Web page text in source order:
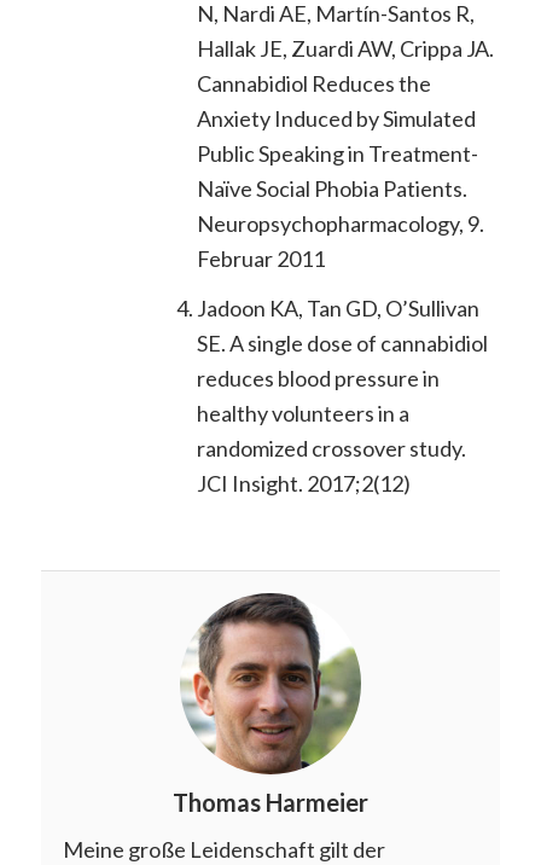
N, Nardi AE, Martín-Santos R,
Hallak JE, Zuardi AW, Crippa JA.
Cannabidiol Reduces the
Anxiety Induced by Simulated
Public Speaking in Treatment-
Naïve Social Phobia Patients.
Neuropsychopharmacology, 9.
Februar 2011
Jadoon KA, Tan GD, O’Sullivan
SE. A single dose of cannabidiol
reduces blood pressure in
healthy volunteers in a
randomized crossover study.
JCI Insight. 2017;2(12)
Thomas Harmeier
Meine große Leidenschaft gilt der